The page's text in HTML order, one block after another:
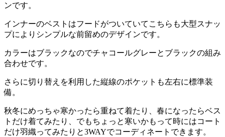
ンです。
インナーのベストはフードがついていてこちらも大型スナッ
プによりシンプルな前留めのデザインです。
カラーはブラックなのでチャコールグレーとブラックの組み
合わせです。
さらに切り替えを利用した縦線のポケットも左右に標準装
備。
秋冬にめっちゃ寒かったら重ねて着たり、春になったらベス
トだけ着てみたり、でもちょっと寒いかもって時にはコート
だけ羽織ってみたりと3WAYでコーディネートできます。